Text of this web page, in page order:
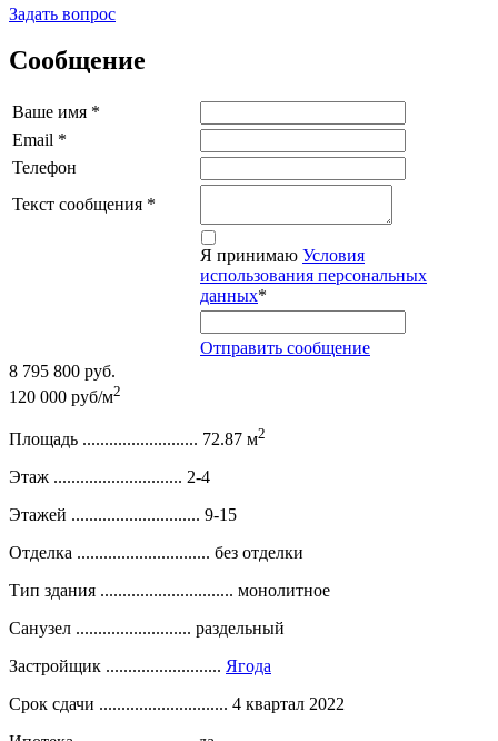
Задать вопрос
Сообщение
Ваше имя *
Email *
Телефон
Текст сообщения *
Я принимаю Условия
использования персональных
данных*
Отправить сообщение
8 795 800 руб.
120 000 руб/м2
Площадь .......................... 72.87 м2
Этаж ............................. 2-4
Этажей ............................. 9-15
Отделка .............................. без отделки
Тип здания .............................. монолитное
Санузел .......................... раздельный
Застройщик .......................... Ягода
Срок сдачи ............................. 4 квартал 2022